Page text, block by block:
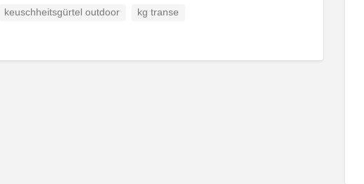
keuschheitsgürtel outdoor kg transe